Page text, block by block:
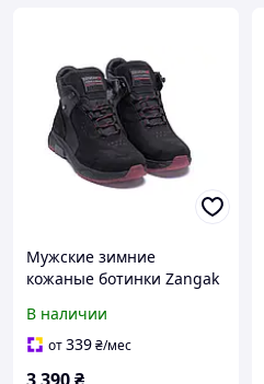
Мужские зимние
кожаные ботинки Zangak
натуральный нубук,
шерсть
В наличии
от339₴/мес